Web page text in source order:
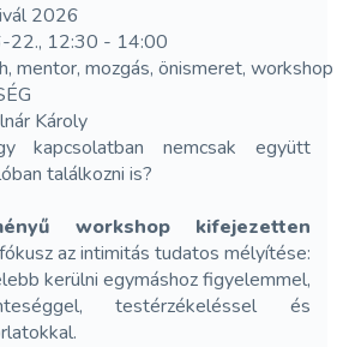
2026
12:30 - 14:00
mentor, mozgás, önismeret, workshop
Károly
kapcsolatban nemcsak együtt
találkozni is?
workshop kifejezetten
az intimitás tudatos mélyítése:
kerülni egymáshoz figyelemmel,
testérzékeléssel és